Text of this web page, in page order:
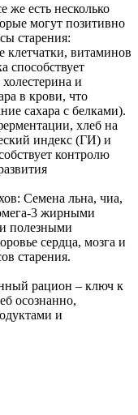
же есть несколько
могут позитивно
старения:
клетчатки, витаминов
способствует
и
в крови, что
сахара с белками).
хлеб на
индекс (ГИ) и
контролю
Семена льна, чиа,
3 жирными
полезными
сердца, мозга и
старения.
рацион – ключ к
осознанно,
и